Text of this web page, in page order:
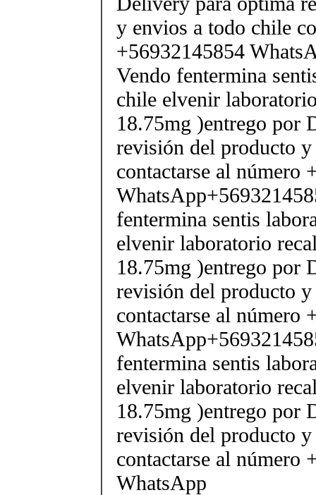
y envios a todo chile
+56932145854
Vendo fentermina
chile elvenir
18.75mg )entrego por
revisión del producto
contactarse al número
fentermina sentis
elvenir laboratorio
18.75mg )entrego por
revisión del producto
contactarse al número
fentermina sentis
elvenir laboratorio
18.75mg )entrego por
revisión del producto
contactarse al número
WhatsApp